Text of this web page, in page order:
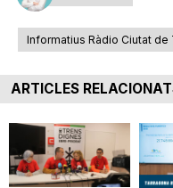
Informatius Ràdio Ciutat de
ARTICLES